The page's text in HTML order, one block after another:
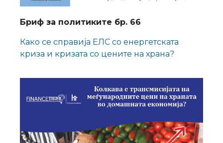
Бриф за политиките бр. 66
Како се справија ЕЛС со енергетската
криза и кризата со цените на храна?